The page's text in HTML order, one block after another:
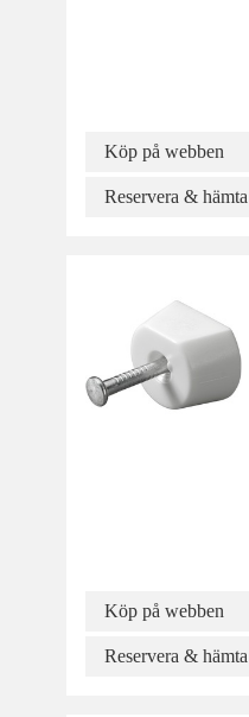
Köp på webben
Reservera & hämta
Köp på webben
Reservera & hämta